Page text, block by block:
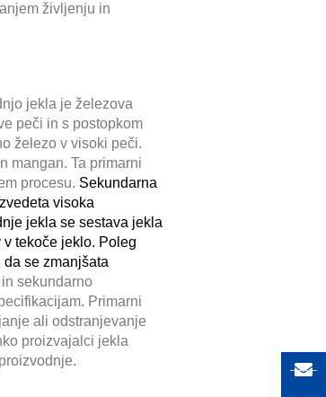
življenju in
jekla je železova
peči in s postopkom
železo v visoki peči.
mangan. Ta primarni
procesu. Sekundarna
visoka
jekla se sestava jekla
tekoče jeklo. Poleg
se zmanjšata
sekundarno
Primarni
ali odstranjevanje
proizvajalci jekla